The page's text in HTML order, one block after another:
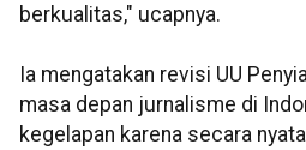
berkualitas," ucapnya.
Ia mengatakan revisi UU
masa depan jurnalisme di
kegelapan karena secara